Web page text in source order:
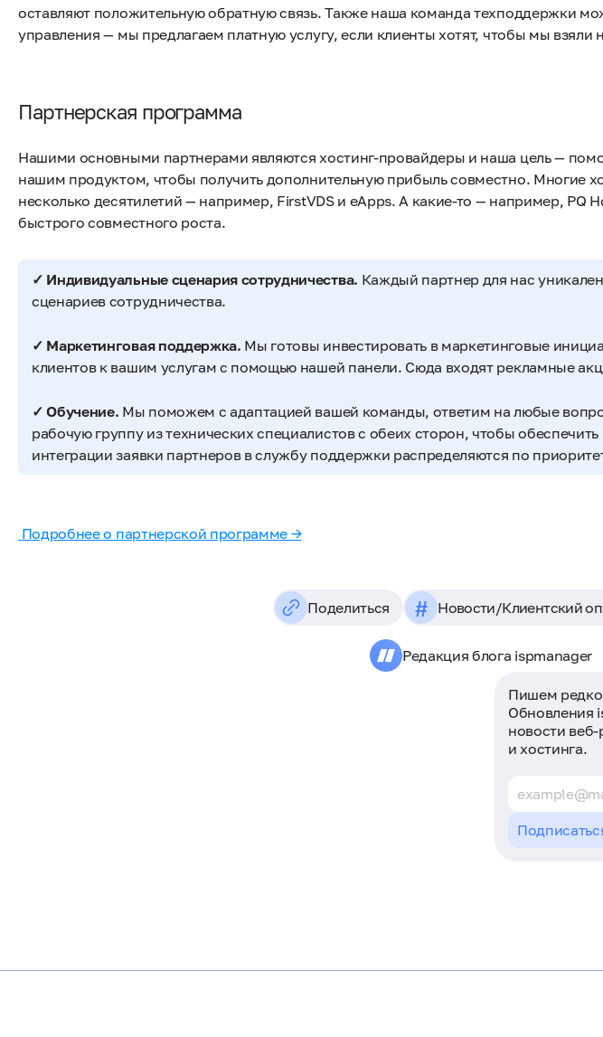
оставляют положительную обратную связь. Также наша команда техподдержки
управления — мы предлагаем платную услугу, если клиенты хотят, чтобы мы взяли
Партнерская программа
Нашими основными партнерами являются хостинг-провайдеры и наша цель —
нашим продуктом, чтобы получить дополнительную прибыль совместно. Многие
несколько десятилетий — например, FirstVDS и eApps. А какие-то — например, PQ
быстрого совместного роста.
✓ Индивидуальные сценария сотрудничества. Каждый партнер для нас
сценариев сотрудничества.
✓ Маркетинговая поддержка. Мы готовы инвестировать в маркетинговые
клиентов к вашим услугам с помощью нашей панели. Сюда входят рекламные
✓ Обучение. Мы поможем с адаптацией вашей команды, ответим на любые
рабочую группу из технических специалистов с обеих сторон, чтобы
интеграции заявки партнеров в службу поддержки распределяются по
Подробнее о партнерской программе →
Поделиться # Новости/Клиентский
Редакция блога ispmanager
Пишем
Обновления
новости
и хостинга.